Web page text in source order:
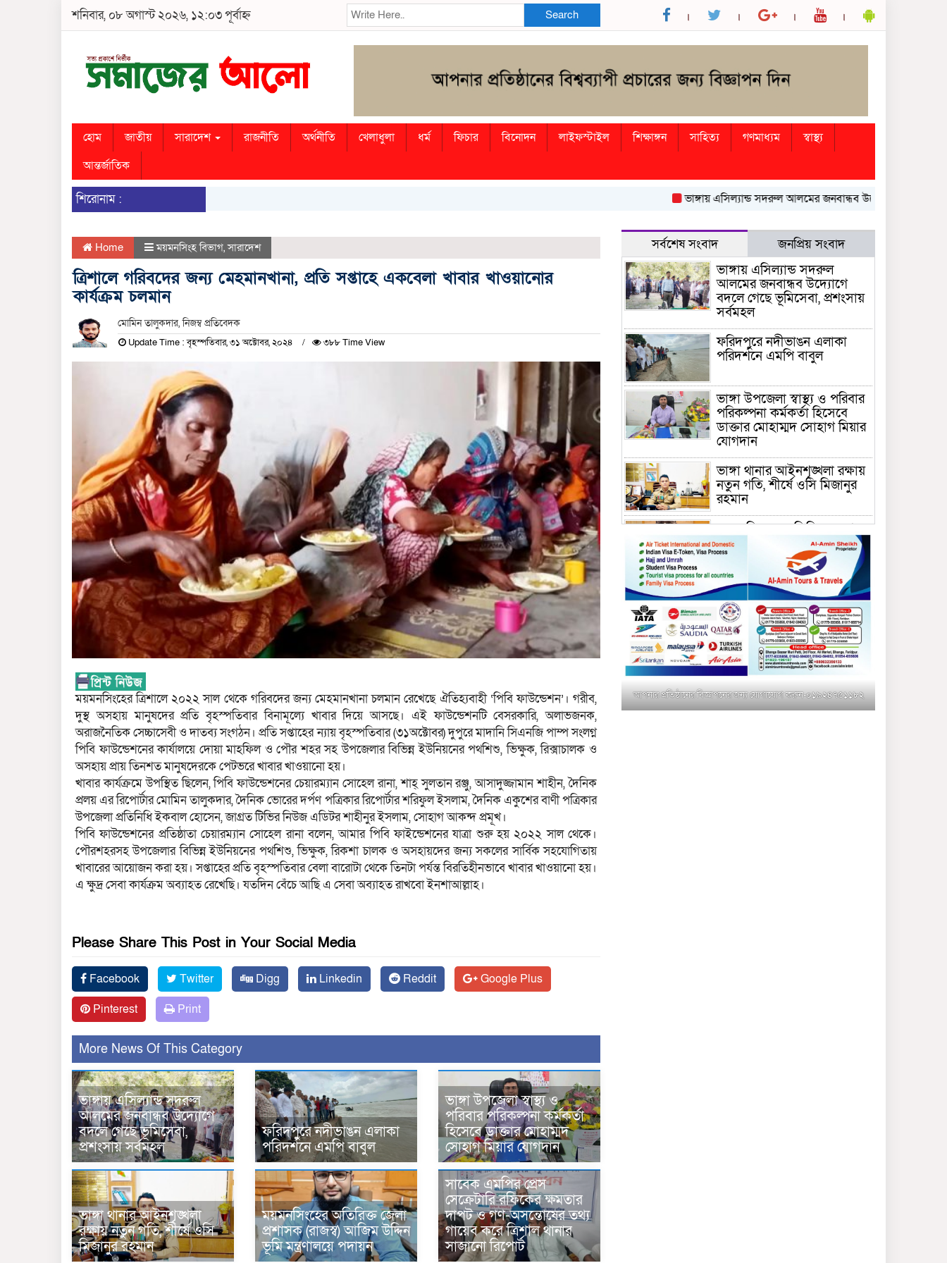
শনিবার, ০৮ অগাস্ট ২০২৬, ১২:০৩ পূর্বাহ্ন Search
হোম জাতীয় সারাদেশ রাজনীতি অর্থনীতি খেলাধুলা ধর্ম ফিচার বিনোদন লাইফস্টাইল শিক্ষাঙ্গন সাহিত্য গণমাধ্যম
স্বাস্থ্য
আন্তর্জাতিক
শিরোনাম : ভাঙ্গায় এসিল্যান্ড সদরুল আলমের জনবান্ধব উদ্যোগে বদলে গেছে
Home ময়মনসিংহ বিভাগ,সারাদেশ
ত্রিশালে গরিবদের জন্য মেহমানখানা, প্রতি সপ্তাহে একবেলা খাবার খাওয়ানোর
কার্যক্রম চলমান
মোমিন তালুকদার, নিজম্ব প্রতিবেদক
Update Time : বৃহস্পতিবার, ৩১ অক্টোবর, ২০২৪ ৩৮৮ Time View
ময়মনসিংহের ত্রিশালে ২০২২ সাল থেকে গরিবদের জন্য মেহমানখানা চলমান রেখেছে ঐতিহ্যবাহী ‘পিবি ফাউন্ডেশন’। গরীব,
দুস্থ অসহায় মানুষদের প্রতি বৃহস্পতিবার বিনামূল্যে খাবার দিয়ে আসছে। এই ফাউন্ডেশনটি বেসরকারি, অলাভজনক,
অরাজনৈতিক সেচ্চাসেবী ও দাতব্য সংগঠন। প্রতি সপ্তাহের ন্যায় বৃহস্পতিবার (৩১অক্টোবর) দুপুরে মাদানি সিএনজি পাম্প সংলগ্ন
পিবি ফাউন্ডেশনের কার্যালয়ে দোয়া মাহফিল ও পৌর শহর সহ উপজেলার বিভিন্ন ইউনিয়নের পথশিশু, ভিক্ষুক, রিক্সাচালক ও
অসহায় প্রায় তিনশত মানুষদেরকে পেটভরে খাবার খাওয়ানো হয়।
খাবার কার্যক্রমে উপস্থিত ছিলেন, পিবি ফাউন্ডেশনের চেয়ারম্যান সোহেল রানা, শাহ্ সুলতান রঞ্জু, আসাদুজ্জামান শাহীন, দৈনিক
প্রলয় এর রিপোর্টার মোমিন তালুকদার, দৈনিক ভোরের দর্পণ পত্রিকার রিপোর্টার শরিফুল ইসলাম, দৈনিক একুশের বাণী পত্রিকার
উপজেলা প্রতিনিধি ইকবাল হোসেন, জাগ্রত টিভির নিউজ এডিটর শাহীনুর ইসলাম, সোহাগ আকন্দ প্রমূখ।
পিবি ফাউন্ডেশনের প্রতিষ্ঠাতা চেয়ারম্যান সোহেল রানা বলেন, আমার পিবি ফাইন্ডেশনের যাত্রা শুরু হয় ২০২২ সাল থেকে।
পৌরশহরসহ উপজেলার বিভিন্ন ইউনিয়নের পথশিশু, ভিক্ষুক, রিকশা চালক ও অসহায়দের জন্য সকলের সার্বিক সহযোগিতায়
খাবারের আয়োজন করা হয়। সপ্তাহের প্রতি বৃহস্পতিবার বেলা বারোটা থেকে তিনটা পর্যন্ত বিরতিহীনভাবে খাবার খাওয়ানো হয়।
এ ক্ষুদ্র সেবা কার্যক্রম অব্যাহত রেখেছি। যতদিন বেঁচে আছি এ সেবা অব্যাহত রাখবো ইনশাআল্লাহ।
Please Share This Post in Your Social Media
Facebook Twitter Digg Linkedin Reddit
Google Plus
Pinterest
Print
More News Of This Category
ভাঙ্গায় এসিল্যান্ড সদরুল
আলমের জনবান্ধব উদ্যোগে
বদলে গেছে ভূমিসেবা,
প্রশংসায় সর্বমহল
ফরিদপুরে নদীভাঙন এলাকা
পরিদর্শনে এমপি বাবুল
ভাঙ্গা উপজেলা স্বাস্থ্য ও
পরিবার পরিকল্পনা কর্মকর্তা
হিসেবে ডাক্তার মোহাম্মদ
সোহাগ মিয়ার যোগদান
ভাঙ্গা থানার আইনশৃঙ্খলা
রক্ষায় নতুন গতি, শীর্ষে ওসি
মিজানুর রহমান
ময়মনসিংহের অতিরিক্ত জেলা
প্রশাসক (রাজস্ব) আজিম উদ্দিন
ভূমি মন্ত্রণালয়ে পদায়ন
সাবেক এমপির প্রেস
সেক্রেটারি রফিকের ক্ষমতার
দাপট ও গণ-অসন্তোষের তথ্য
গায়েব করে ত্রিশাল থানার
সাজানো রিপোর্ট
সর্বশেষ সংবাদ জনপ্রিয় সংবাদ
ভাঙ্গায় এসিল্যান্ড সদরুল
আলমের জনবান্ধব উদ্যোগে
বদলে গেছে ভূমিসেবা, প্রশংসায়
সর্বমহল
ফরিদপুরে নদীভাঙন এলাকা
পরিদর্শনে এমপি বাবুল
ভাঙ্গা উপজেলা স্বাস্থ্য ও পরিবার
পরিকল্পনা কর্মকর্তা হিসেবে
ডাক্তার মোহাম্মদ সোহাগ মিয়ার
যোগদান
ভাঙ্গা থানার আইনশৃঙ্খলা রক্ষায়
নতুন গতি, শীর্ষে ওসি মিজানুর
রহমান
ময়মনসিংহের অতিরিক্ত জেলা
প্রশাসক (রাজস্ব) আজিম উদ্দিন
ভূমি মন্ত্রণালয়ে পদায়ন
সাবেক এমপির প্রেস সেক্রেটারি
রফিকের ক্ষমতার দাপট ও গণ-
অসন্তোষের তথ্য গায়েব করে
ত্রিশাল থানার সাজানো রিপোর্ট
মুক্তাগাছায় জুলাই শহীদ
সামিদের কবর জিয়ারত ও পৌর
কমিটির কার্যক্রম শুরু
শহিদুল ইসলাম বাবুলের হাত
আপনার প্রতিষ্ঠানের বিজ্ঞাপনের জন্য যোগাযোগ করুন-০১৯২৪৭৫১১৮২